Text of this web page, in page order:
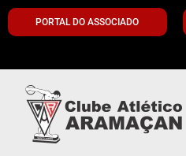
PORTAL DO ASSOCIADO